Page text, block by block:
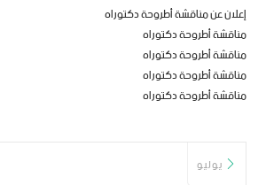
إعلان عن مناقشة أطروحة دكتوراه
مناقشة أطروحة دكتوراه
مناقشة أطروحة دكتوراه
مناقشة أطروحة دكتوراه
مناقشة أطروحة دكتوراه
يوليو